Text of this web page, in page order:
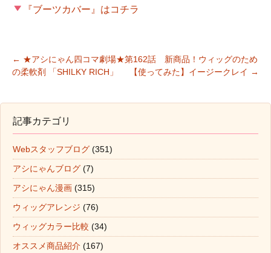
『ブーツカバー』はコチラ
← ★アシにゃん四コマ劇場★第162話 新商品！ウィッグのため
の柔軟剤 「SHILKY RICH」
【使ってみた】イージークレイ →
記事カテゴリ
Webスタッフブログ (351)
アシにゃんブログ (7)
アシにゃん漫画 (315)
ウィッグアレンジ (76)
ウィッグカラー比較 (34)
オススメ商品紹介 (167)